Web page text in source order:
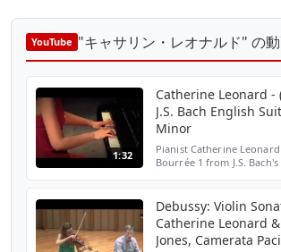
YouTube "キャサリン・レオナルド" の
1:32
Catherine Leonard -
J.S. Bach English
Minor
Pianist Catherine
Bourrée 1 from J.S.
http://
Debussy: Violin
Catherine Leonard
Jones, Camerata